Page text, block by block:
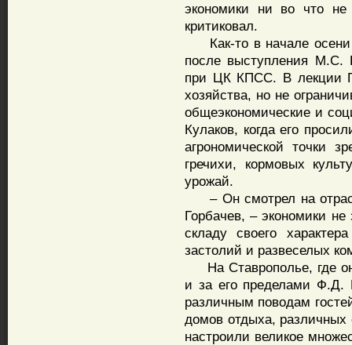
экономики ни во что не
критиковал.
Как-то в начале осени
после выступления М.С.
при ЦК КПСС. В лекции
хозяйства, но не
общеэкономические и
Кулаков, когда его
агрономической точки
гречихи, кормовых
урожай.
– Он смотрел на
Горбачев, – экономики
складу своего
застолий и развеселых
На Ставрополье, где он
и за его пределами Ф.Д.
различным поводам
домов отдыха, различных
настроили великое